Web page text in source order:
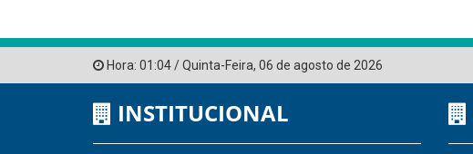
Hora: 01:04/Quinta-Feira, 06 de agosto de 2026
INSTITUCIONAL